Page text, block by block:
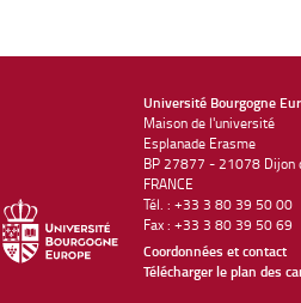
Université Bourgogne
Maison de l'université
Esplanade Erasme
BP 27877 - 21078 Dijon
FRANCE
Tél. : +33 3 80 39 50 00
Fax : +33 3 80 39 50 69
Coordonnées et contact
Télécharger le plan des